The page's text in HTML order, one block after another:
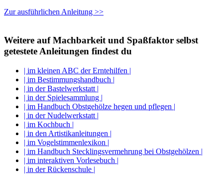
Zur ausführlichen Anleitung >>
Weitere auf Machbarkeit und Spaßfaktor selbst
getestete Anleitungen findest du
| im kleinen ABC der Erntehilfen |
| im Bestimmungshandbuch |
| in der Bastelwerkstatt |
| in der Spielesammlung |
| im Handbuch Obstgehölze hegen und pflegen |
| in der Nudelwerkstatt |
| im Kochbuch |
| in den Artistikanleitungen |
| im Vogelstimmenlexikon |
| im Handbuch Stecklingsvermehrung bei Obstgehölzen |
| im interaktiven Vorlesebuch |
| in der Rückenschule |